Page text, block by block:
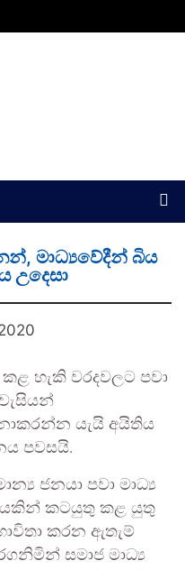
මාධ්‍යවේදීන් බිය
උදෙසා
හැකි වරදවලට පවා
යැයි අයිතිය
පවසයි.
ජනයා පවා මාධ්‍ය
කටයුතු කළ යුතු
කරන ඇතැම්
සමාජ මාධ්‍ය